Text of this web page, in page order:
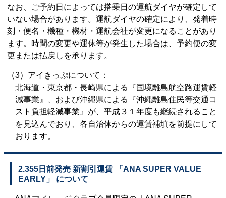
なお、ご予約日によっては搭乗日の運航ダイヤが確定して
いない場合があります。運航ダイヤの確定により、発着時
刻・便名・機種・機材・運航会社が変更になることがあり
ます。時間の変更や運休等が発生した場合は、予約便の変
更または払戻しを承ります。
（3）アイきっぷについて：
北海道・東京都・長崎県による『国境離島航空路運賃軽
減事業』、および沖縄県による『沖縄離島住民等交通コ
スト負担軽減事業』が、平成３１年度も継続されること
を見込んでおり、各自治体からの運賃補填を前提にして
おります。
2.355日前発売 新割引運賃 「ANA SUPER VALUE
EARLY」 について